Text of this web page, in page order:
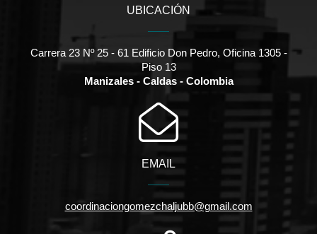
UBICACIÓN
Carrera 23 Nº 25 - 61 Edificio Don Pedro, Oficina 1305 -
Piso 13
Manizales - Caldas - Colombia
EMAIL
coordinaciongomezchaljubb@gmail.com